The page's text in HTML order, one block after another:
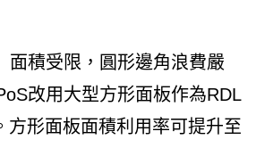
面積受限，圓形邊角浪費嚴
改用大型方形面板作為RDL
形面板面積利用率可提升至